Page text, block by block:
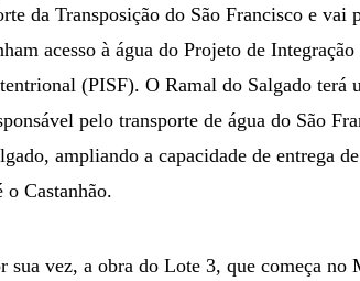
da Transposição do São Francisco e vai
acesso à água do Projeto de
(PISF). O Ramal do Salgado terá
pelo transporte de água do São
ampliando a capacidade de entrega
o Castanhão.
sua vez, a obra do Lote 3, que começa